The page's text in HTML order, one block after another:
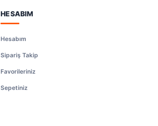
HESABIM
Hesabım
Sipariş Takip
Favorileriniz
Sepetiniz